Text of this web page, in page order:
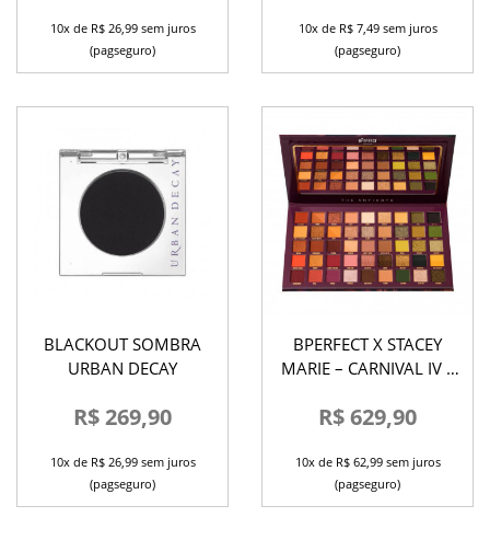
10x de R$ 26,99 sem juros
(pagseguro)
10x de R$ 7,49 sem juros
(pagseguro)
BLACKOUT SOMBRA
URBAN DECAY
R$ 269,90
10x de R$ 26,99 sem juros
(pagseguro)
BPERFECT X STACEY
MARIE – CARNIVAL IV –
R$ 629,90
10x de R$ 62,99 sem juros
(pagseguro)